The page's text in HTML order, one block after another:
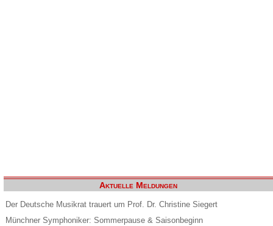
Aktuelle Meldungen
Der Deutsche Musikrat trauert um Prof. Dr. Christine Siegert
Münchner Symphoniker: Sommerpause & Saisonbeginn